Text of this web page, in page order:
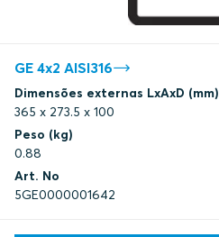
GE 4x2 AISI316
Dimensões externas LxAxD (mm)
365 x 273.5 x 100
Peso (kg)
0.88
Art. No
5GE0000001642